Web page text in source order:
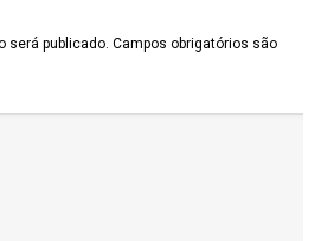
será publicado. Campos obrigatórios são